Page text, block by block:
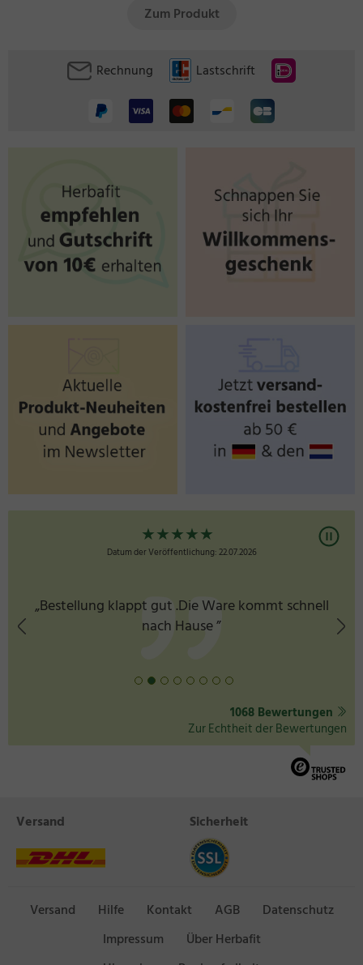
Zum Produkt
Rechnung Lastschrift
★★★★★
Datum der Veröffentlichung: 22.07.2026
„Bestellung klappt gut .Die Ware kommt schnell
nach Hause ”
1068 Bewertungen
Zur Echtheit der Bewertungen
Versand Sicherheit
Versand Hilfe Kontakt AGB
Datenschutz
Impressum
Über Herbafit